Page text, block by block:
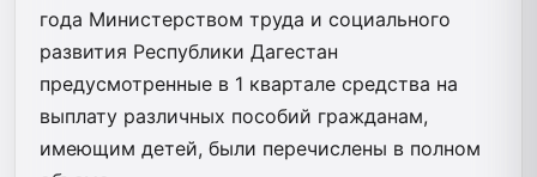
года Министерством труда и социального
развития Республики Дагестан
предусмотренные в 1 квартале средства на
выплату различных пособий гражданам,
имеющим детей, были перечислены в полном